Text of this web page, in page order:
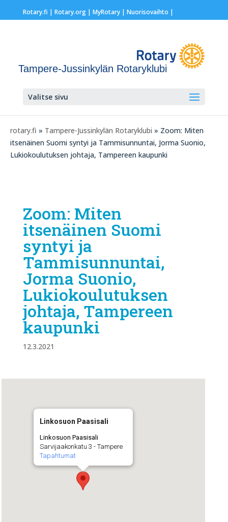
Rotary.fi | Rotary.org| MyRotary | Nuorisovaihto |
Tampere-Jussinkylän Rotaryklubi
Valitse sivu
rotary.fi » Tampere-Jussinkylän Rotaryklubi » Zoom: Miten
itsenäinen Suomi syntyi ja Tammisunnuntai, Jorma Suonio,
Lukiokoulutuksen johtaja, Tampereen kaupunki
Zoom: Miten
itsenäinen Suomi
syntyi ja
Tammisunnuntai,
Jorma Suonio,
Lukiokoulutuksen
johtaja, Tampereen
kaupunki
12.3.2021
Linkosuon Paasisali
Linkosuon Paasisali
Sarvijaakonkatu 3 - Tampere
Tapahtumat